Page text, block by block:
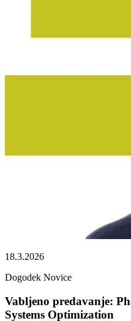
18.3.2026
Dogodek Novice
Vabljeno predavanje:
Systems Optimization